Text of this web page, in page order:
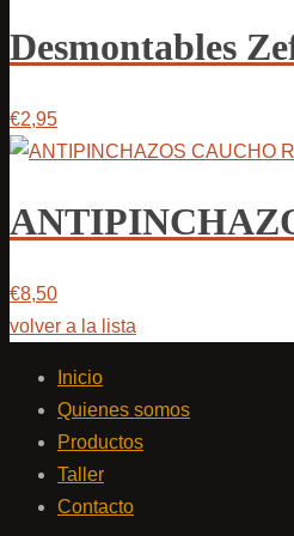
Desmontables
€2,95
€8,50
volver a la lista
Inicio
Quienes somos
Productos
Taller
Contacto